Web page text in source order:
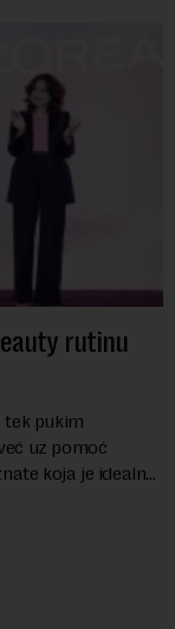
rutinu
tek pukim
uz pomoć
koja je idealna